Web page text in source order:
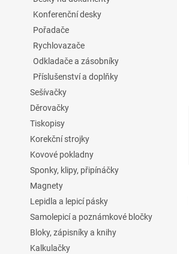
Konferenční desky
Pořadače
Rychlovazače
Odkladače a zásobníky
Příslušenství a doplňky
Sešívačky
Děrovačky
Tiskopisy
Korekční strojky
Kovové pokladny
Sponky, klipy, připínáčky
Magnety
Lepidla a lepicí pásky
Samolepicí a poznámkové bločky
Bloky, zápisníky a knihy
Kalkulačky